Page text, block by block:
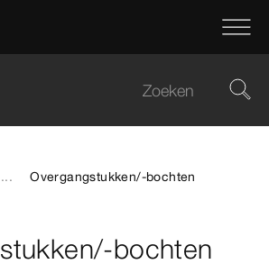
... Overgangstukken/-bochten
bochten